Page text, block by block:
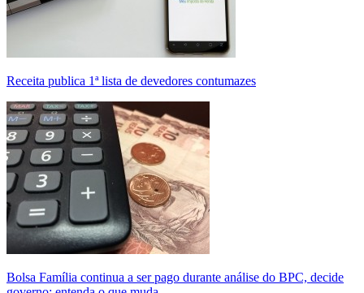
Receita publica 1ª lista de devedores contumazes
Bolsa Família continua a ser pago durante análise do BPC, decide